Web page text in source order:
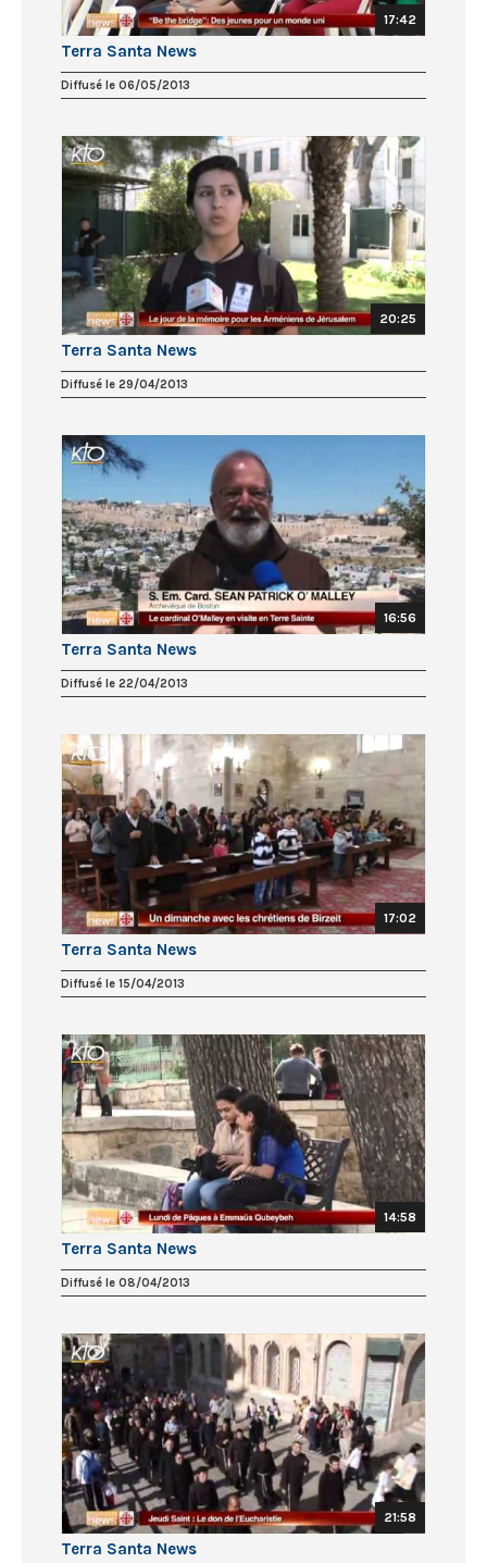
17:42
Terra Santa News
Diffusé le 06/05/2013
20:25
Terra Santa News
Diffusé le 29/04/2013
16:56
Terra Santa News
Diffusé le 22/04/2013
17:02
Terra Santa News
Diffusé le 15/04/2013
14:58
Terra Santa News
Diffusé le 08/04/2013
21:58
Terra Santa News